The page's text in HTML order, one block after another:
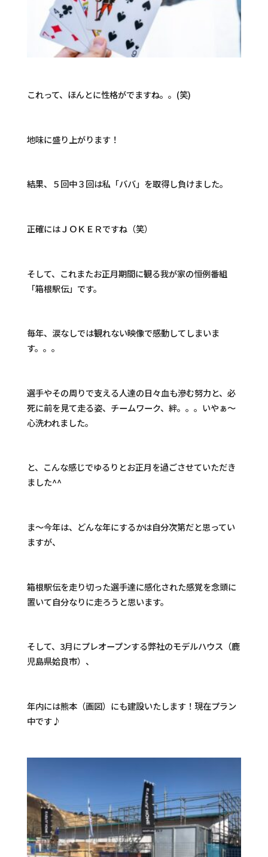
これって、ほんとに性格がでますね。。(笑)
地味に盛り上がります！
結果、５回中３回は私「ババ」を取得し負けました。
正確にはＪＯＫＥＲですね（笑）
そして、これまたお正月期間に観る我が家の恒例番組
「箱根駅伝」です。
毎年、涙なしでは観れない映像で感動してしまいま
す。。。
選手やその周りで支える人達の日々血も滲む努力と、必
死に前を見て走る姿、チームワーク、絆。。。いやぁ～
心洗われました。
と、こんな感じでゆるりとお正月を過ごさせていただき
ました^^
ま～今年は、どんな年にするかは自分次第だと思ってい
ますが、
箱根駅伝を走り切った選手達に感化された感覚を念頭に
置いて自分なりに走ろうと思います。
そして、3月にプレオープンする弊社のモデルハウス（鹿
児島県姶良市）、
年内には熊本（画図）にも建設いたします！現在プラン
中です♪